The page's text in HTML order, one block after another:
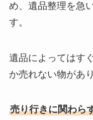
め、遺品整理を急
す。
遺品によってはす
か売れない物があ
売り行きに関わら